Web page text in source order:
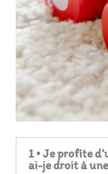
1 • Je profite
ai-je droit à